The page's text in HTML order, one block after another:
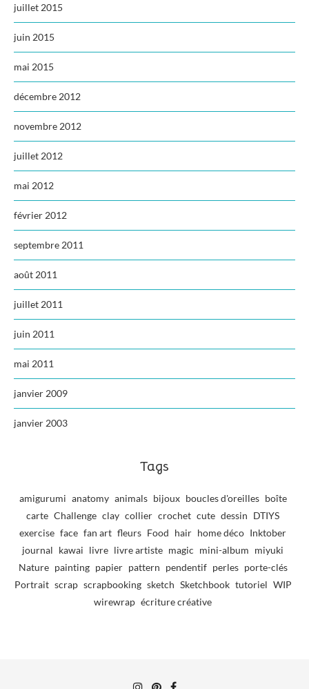
juillet 2015
juin 2015
mai 2015
décembre 2012
novembre 2012
juillet 2012
mai 2012
février 2012
septembre 2011
août 2011
juillet 2011
juin 2011
mai 2011
janvier 2009
janvier 2003
Tags
amigurumi anatomy animals bijoux boucles d'oreilles boîte
carte Challenge clay collier crochet cute dessin DTIYS
exercise face fan art fleurs Food hair home déco Inktober
journal kawai livre livre artiste magic mini-album miyuki
Nature painting papier pattern pendentif perles porte-clés
Portrait scrap scrapbooking sketch Sketchbook tutoriel WIP
wirewrap écriture créative